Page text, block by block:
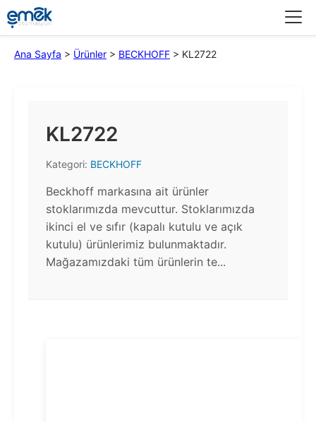
Ana Sayfa > Ürünler > BECKHOFF > KL2722
KL2722
Kategori: BECKHOFF
Beckhoff markasına ait ürünler
stoklarımızda mevcuttur. Stoklarımızda
ikinci el ve sıfır (kapalı kutulu ve açık
kutulu) ürünlerimiz bulunmaktadır.​
Mağazamızdaki tüm ürünlerin te...